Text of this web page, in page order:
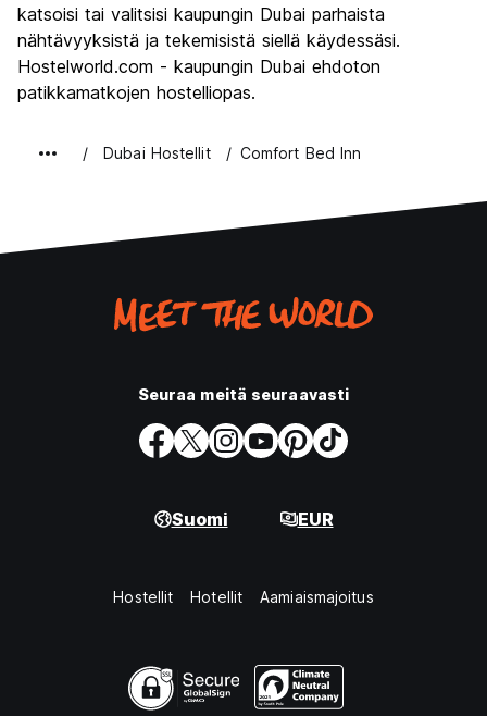
katsoisi tai valitsisi kaupungin Dubai parhaista
nähtävyyksistä ja tekemisistä siellä käydessäsi.
Hostelworld.com - kaupungin Dubai ehdoton
patikkamatkojen hostelliopas.
Dubai Hostellit Comfort Bed Inn
Seuraa meitä seuraavasti
Suomi EUR
Hostellit Hotellit Aamiaismajoitus